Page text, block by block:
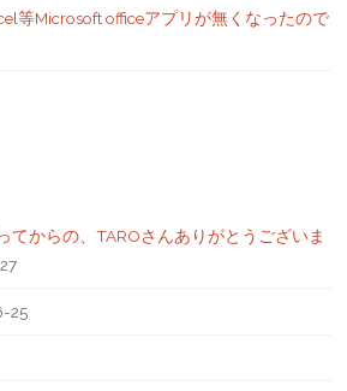
等Microsoft officeアプリが無くなったので
てからの、TAROさんありがとうございま
25